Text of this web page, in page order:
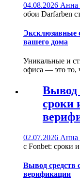
04.08.2026 Анна
обои Darfarben
Эксклюзивные
вашего дома
Уникальные и
офиса — это то,
Вывод
сроки
02.07.2026 Анна
с Fonbet: сроки
Вывод средств
верификации